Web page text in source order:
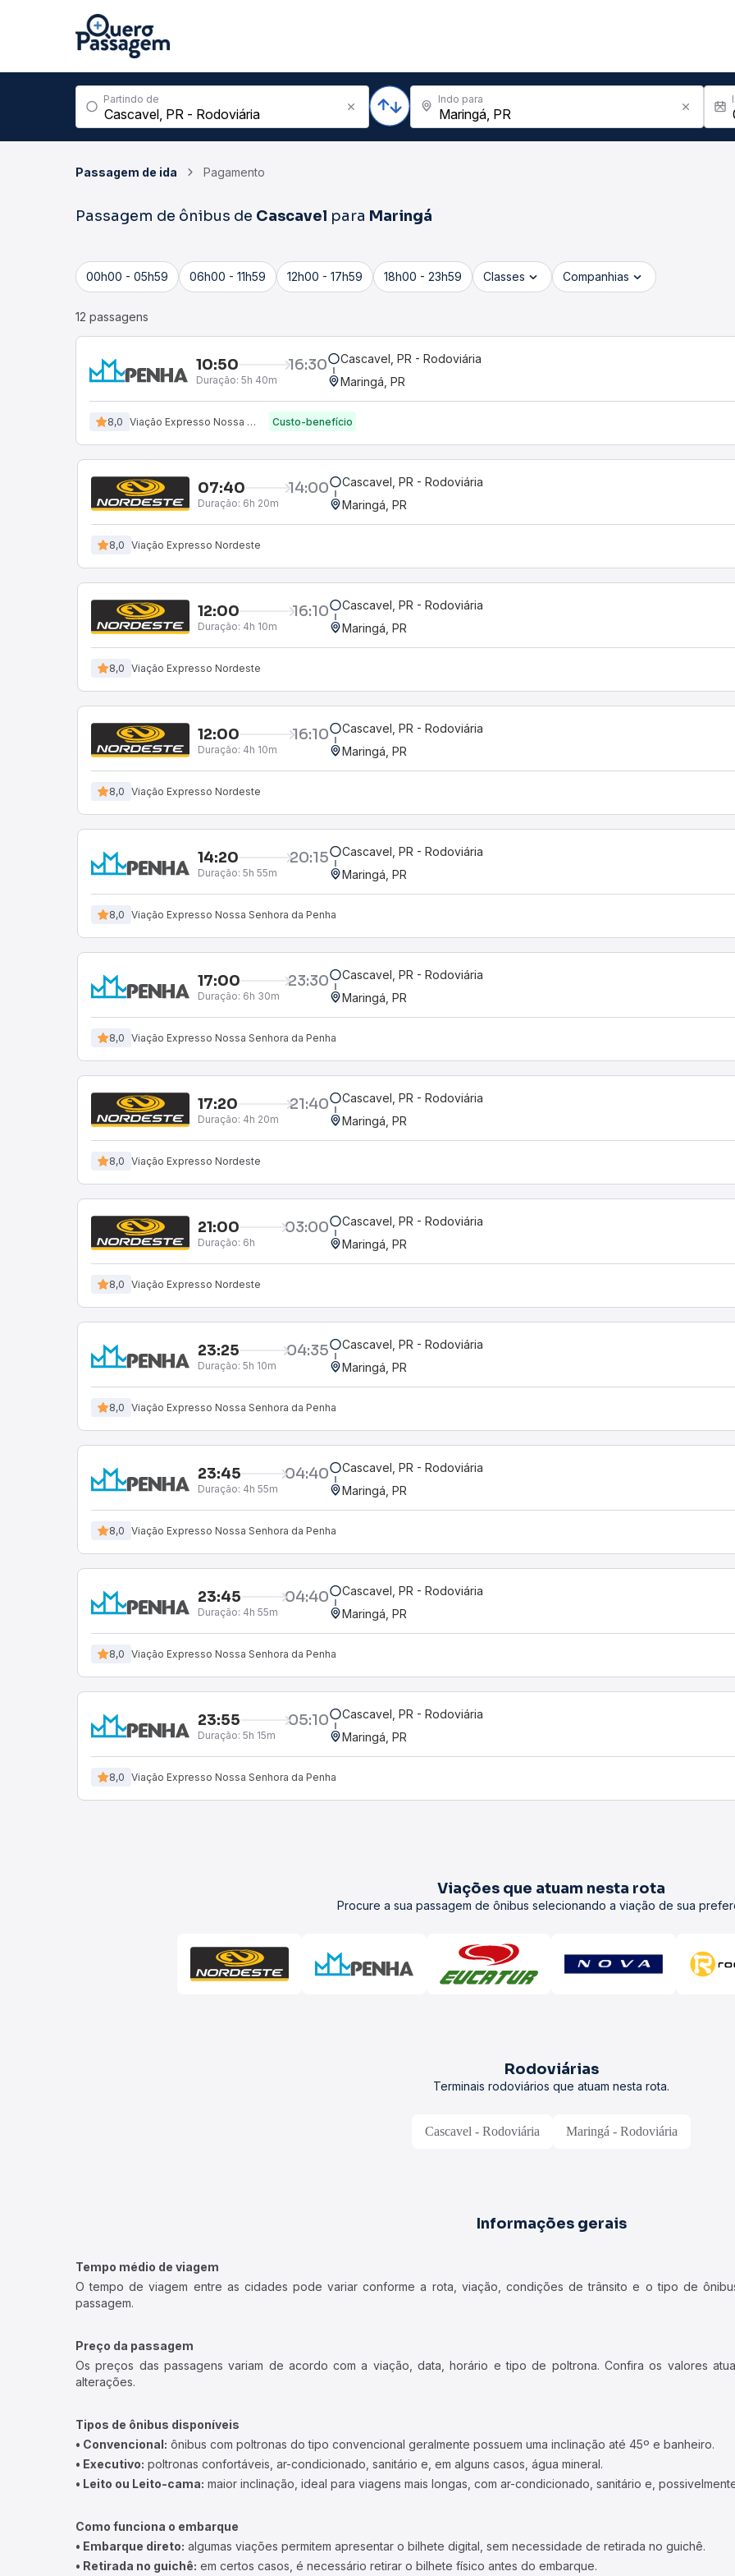
Partindo de Indo para
Passagem de ida Pagamento
Passagem de ônibus de Cascavel para Maringá
00h00 - 05h59 06h00 - 11h59 12h00 - 17h59 18h00 - 23h59 Classes Companhias
12 passagens
10:50 16:30
Duração: 5h 40m
Cascavel, PR - Rodoviária
Maringá, PR
8,0 Viação Expresso Nossa Senhora da Penha Custo-benefício
07:40 14:00
Duração: 6h 20m
Cascavel, PR - Rodoviária
Maringá, PR
8,0 Viação Expresso Nordeste
12:00 16:10
Duração: 4h 10m
Cascavel, PR - Rodoviária
Maringá, PR
8,0 Viação Expresso Nordeste
12:00 16:10
Duração: 4h 10m
Cascavel, PR - Rodoviária
Maringá, PR
8,0 Viação Expresso Nordeste
14:20 20:15
Duração: 5h 55m
Cascavel, PR - Rodoviária
Maringá, PR
8,0 Viação Expresso Nossa Senhora da Penha
17:00 23:30
Duração: 6h 30m
Cascavel, PR - Rodoviária
Maringá, PR
8,0 Viação Expresso Nossa Senhora da Penha
17:20 21:40
Duração: 4h 20m
Cascavel, PR - Rodoviária
Maringá, PR
8,0 Viação Expresso Nordeste
21:00 03:00
Duração: 6h
Cascavel, PR - Rodoviária
Maringá, PR
8,0 Viação Expresso Nordeste
23:25 04:35
Duração: 5h 10m
Cascavel, PR - Rodoviária
Maringá, PR
8,0 Viação Expresso Nossa Senhora da Penha
23:45 04:40
Duração: 4h 55m
Cascavel, PR - Rodoviária
Maringá, PR
8,0 Viação Expresso Nossa Senhora da Penha
23:45 04:40
Duração: 4h 55m
Cascavel, PR - Rodoviária
Maringá, PR
8,0 Viação Expresso Nossa Senhora da Penha
23:55 05:10
Duração: 5h 15m
Cascavel, PR - Rodoviária
Maringá, PR
8,0 Viação Expresso Nossa Senhora da Penha
Viações que atuam nesta rota
Procure a sua passagem de ônibus selecionando a viação de sua
Rodoviárias
Terminais rodoviários que atuam nesta rota.
Cascavel - Rodoviária Maringá - Rodoviária
Informações gerais
Tempo médio de viagem
O tempo de viagem entre as cidades pode variar conforme a rota, viação, condições de trânsito e o tipo de
passagem.
Preço da passagem
Os preços das passagens variam de acordo com a viação, data, horário e tipo de poltrona. Confira os valores
alterações.
Tipos de ônibus disponíveis
• Convencional: ônibus com poltronas do tipo convencional geralmente possuem uma inclinação até 45º e banheiro.
• Executivo: poltronas confortáveis, ar-condicionado, sanitário e, em alguns casos, água mineral.
• Leito ou Leito-cama: maior inclinação, ideal para viagens mais longas, com ar-condicionado, sanitário e,
Como funciona o embarque
• Embarque direto: algumas viações permitem apresentar o bilhete digital, sem necessidade de retirada no guichê.
• Retirada no guichê: em certos casos, é necessário retirar o bilhete físico antes do embarque.